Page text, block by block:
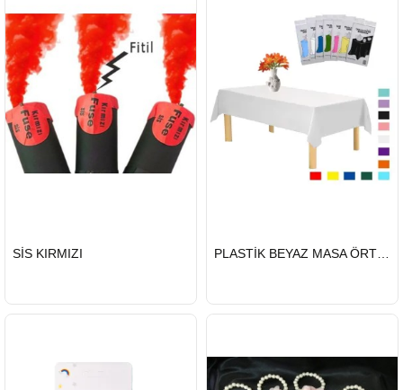
GÖNDERİ
SİS KIRMIZI
GÖNDERİ
PLASTİK BEYAZ MASA ÖRTÜSÜ